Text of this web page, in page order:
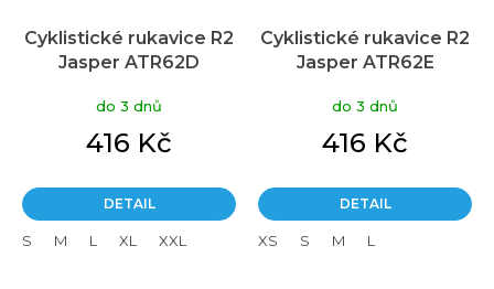
Cyklistické rukavice R2
Jasper ATR62D
do 3 dnů
416 Kč
DETAIL
S M L XL XXL
Cyklistické rukavice R2
Jasper ATR62E
do 3 dnů
416 Kč
DETAIL
XS S M L